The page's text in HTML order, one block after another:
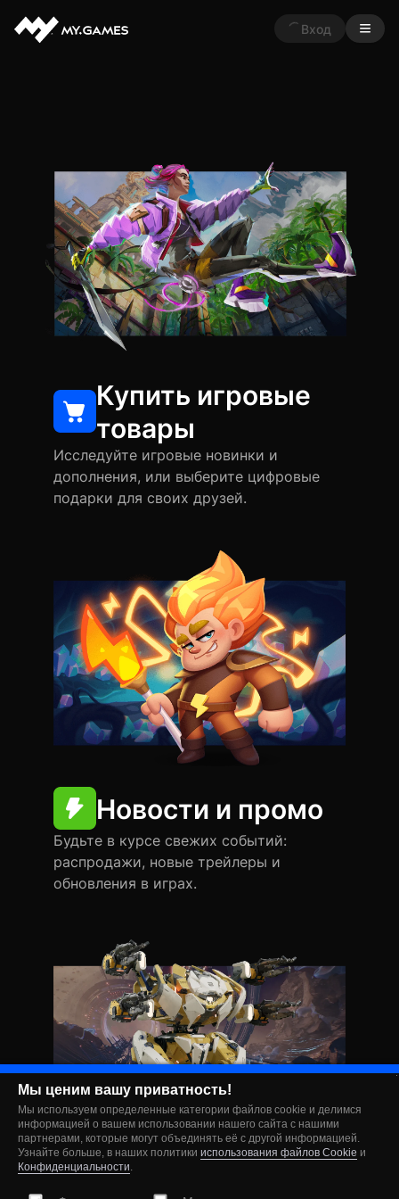
Мы ценим вашу приватность!
Мы используем определенные категории файлов cookie и делимся
информацией о вашем использовании нашего сайта с нашими
партнерами, которые могут объединять её с другой информацией.
Узнайте больше, в наших политики использования файлов Cookie и
Конфиденциальности.
Вход
оставайтесь в курсе последних новостей.
Скачать для Windows
Купить игровые
товары
Исследуйте игровые новинки и
дополнения, или выберите цифровые
подарки для своих друзей.
Новости и промо
Будьте в курсе свежих событий:
распродажи, новые трейлеры и
обновления в играх.
Играйте с